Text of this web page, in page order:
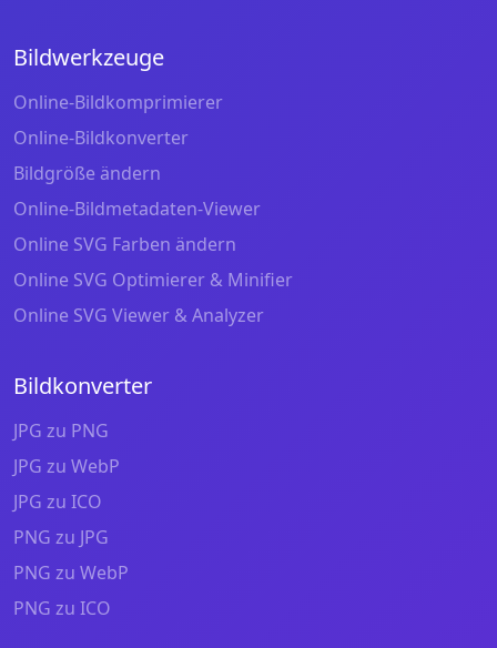
Bildwerkzeuge
Online-Bildkomprimierer
Online-Bildkonverter
Bildgröße ändern
Online-Bildmetadaten-Viewer
Online SVG Farben ändern
Online SVG Optimierer & Minifier
Online SVG Viewer & Analyzer
Bildkonverter
JPG zu PNG
JPG zu WebP
JPG zu ICO
PNG zu JPG
PNG zu WebP
PNG zu ICO